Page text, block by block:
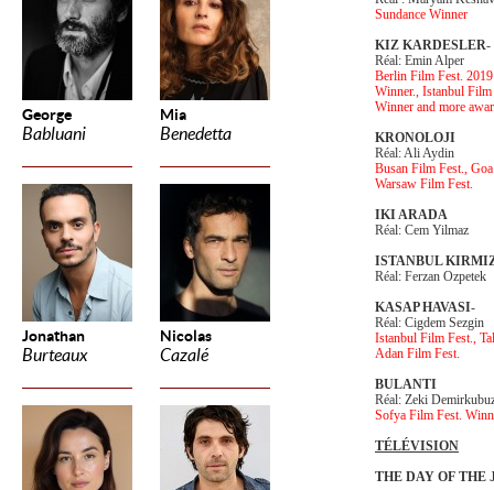
George
Babluani
Mia
Benedetta
Jonathan
Burteaux
Nicolas
Cazalé
Sundance Winner
KIZ KARDESLER-
Réal: Emin Alper
Berlin Film Fest.
Winner., Istanbul Film
Winner and more
KRONOLOJI
Réal: Ali Aydin
Busan Film Fest.,
Warsaw Film Fest.
IKI ARADA
Réal: Cem Yilmaz
ISTANBUL
Réal: Ferzan Ozpetek
KASAP HAVASI-
Réal: Cigdem Sezgin
Istanbul Film Fest.,
Adan Film Fest.
BULANTI
Réal: Zeki
Sofya Film Fest.
TÉLÉVISION
THE DAY OF THE